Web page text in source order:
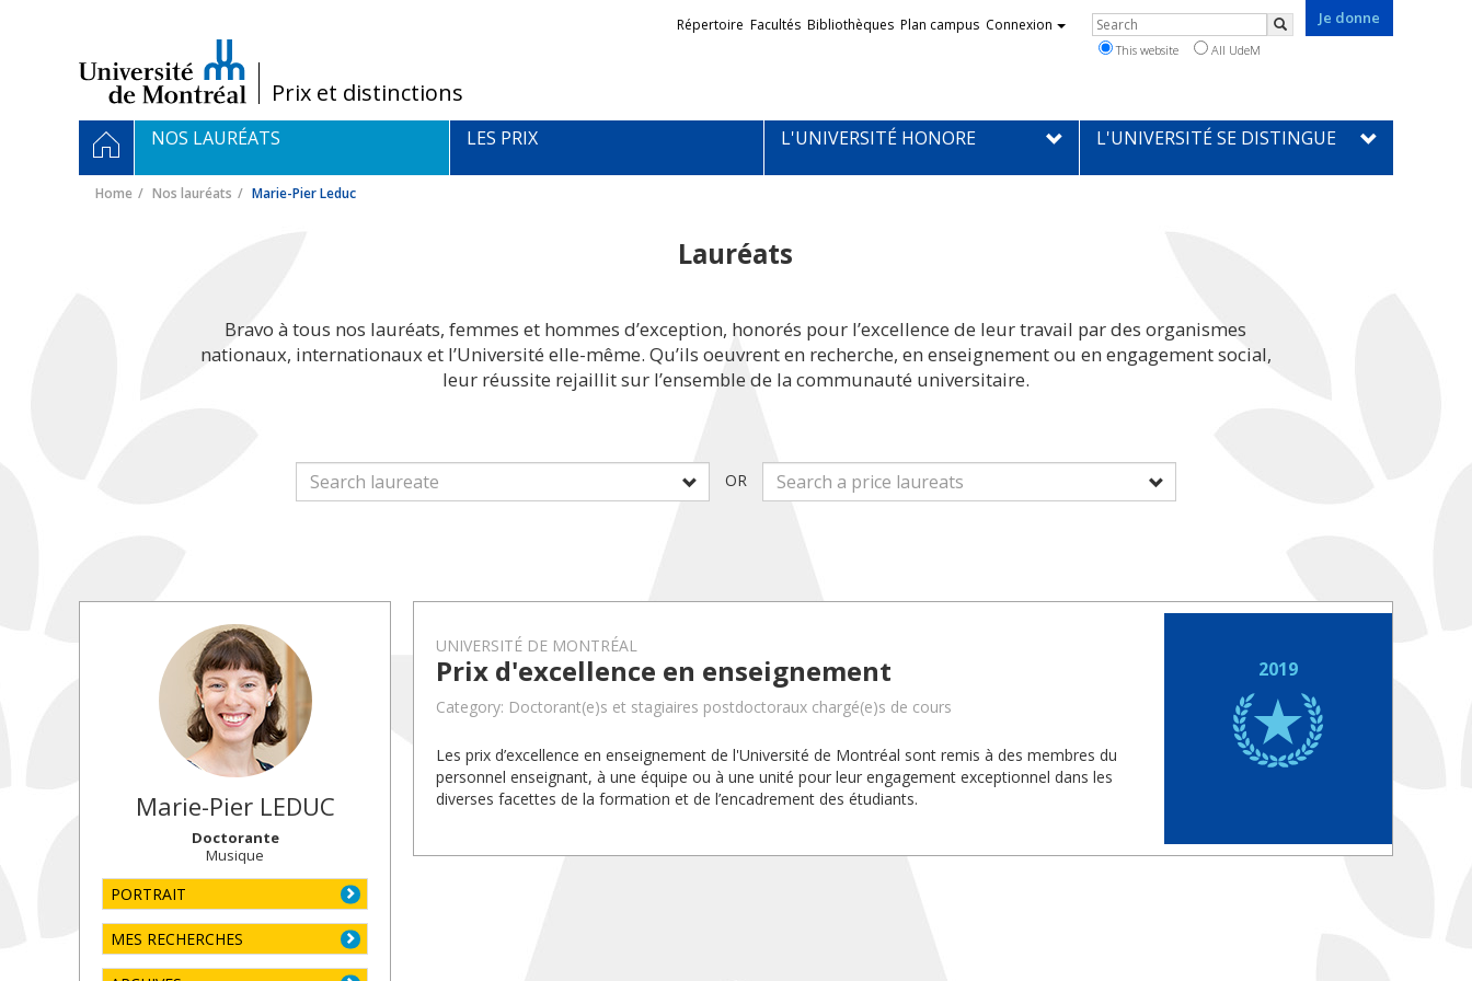
/Prix et distinctions
Je donne
Liens
externes
Répertoire Facultés Bibliothèques Plan campus Connexion Rechercher
Search
This website All UdeM
Navigation
principale
HOMENOS LAURÉATS LES PRIX L'UNIVERSITÉ HONORE L'UNIVERSITÉ SE DISTINGUE
Home Nos lauréats Marie-Pier Leduc
Lauréats
Bravo à tous nos lauréats, femmes et hommes d’exception, honorés pour l’excellence de leur travail par des organismes
nationaux, internationaux et l’Université elle-même. Qu’ils oeuvrent en recherche, en enseignement ou en engagement social,
leur réussite rejaillit sur l’ensemble de la communauté universitaire.
OR
Marie-Pier LEDUC
Doctorante
Musique
PORTRAIT
MES RECHERCHES
UNIVERSITÉ DE MONTRÉAL
Prix d'excellence en enseignement
Category: Doctorant(e)s et stagiaires postdoctoraux chargé(e)s de cours
Les prix d’excellence en enseignement de l'Université de Montréal sont remis à des membres du
personnel enseignant, à une équipe ou à une unité pour leur engagement exceptionnel dans les
diverses facettes de la formation et de l’encadrement des étudiants.
2019